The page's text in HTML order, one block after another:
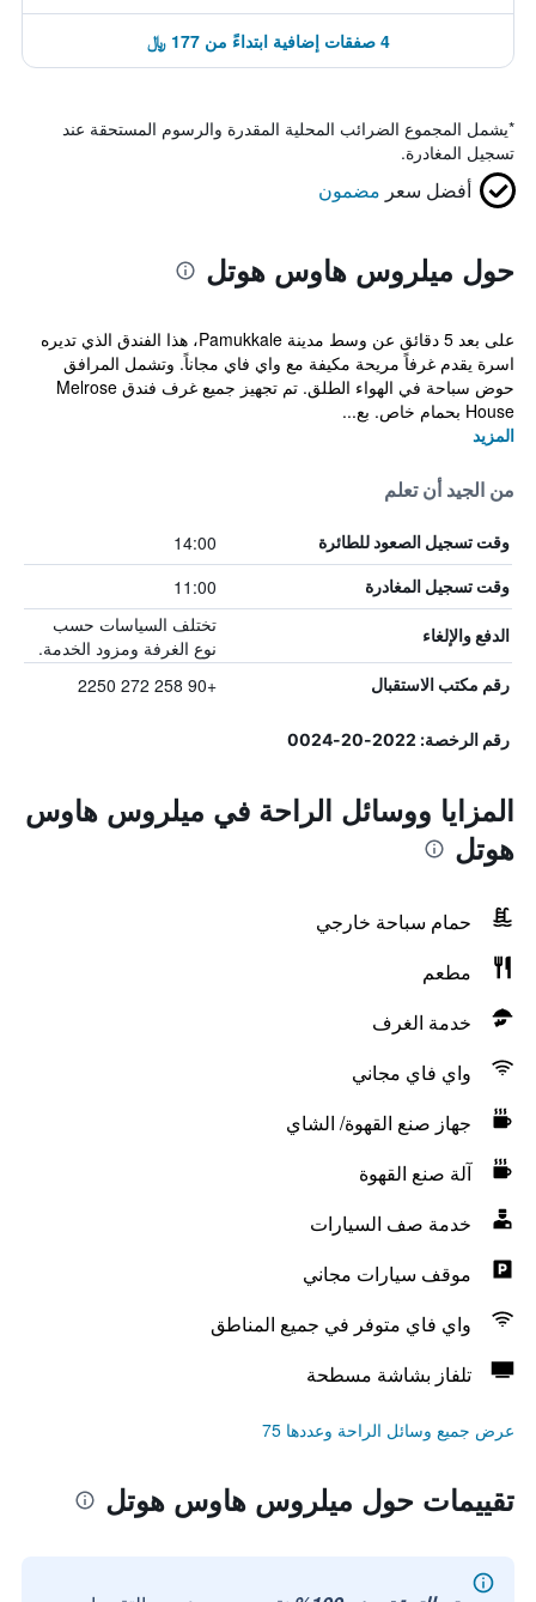
4 صفقات إضافية ابتداءً من 177 ﷼
*يشمل المجموع الضرائب المحلية المقدرة والرسوم المستحقة عند
تسجيل المغادرة.
أفضل سعر مضمون
حول ميلروس هاوس هوتل
على بعد 5 دقائق عن وسط مدينة Pamukkale، هذا الفندق الذي تديره
اسرة يقدم غرفاً مريحة مكيفة مع واي فاي مجاناً. وتشمل المرافق
حوض سباحة في الهواء الطلق. تم تجهيز جميع غرف فندق Melrose
House بحمام خاص. بع...
المزيد
من الجيد أن تعلم
وقت تسجيل الصعود للطائرة 14:00
وقت تسجيل المغادرة 11:00
الدفع والإلغاء
تختلف السياسات حسب
نوع الغرفة ومزود الخدمة.
رقم مكتب الاستقبال +90 258 272 2250
رقم الرخصة: 2022-20-0024
المزايا ووسائل الراحة في ميلروس هاوس
هوتل
حمام سباحة خارجي
مطعم
خدمة الغرف
واي فاي مجاني
جهاز صنع القهوة/ الشاي
آلة صنع القهوة
خدمة صف السيارات
موقف سيارات مجاني
واي فاي متوفر في جميع المناطق
تلفاز بشاشة مسطحة
عرض جميع وسائل الراحة وعددها 75
تقييمات حول ميلروس هاوس هوتل